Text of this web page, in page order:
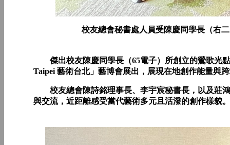
校友總會秘書處人員受陳慶同學長（右
傑出校友陳慶同學長（65電子）所創立的鶯歌光
Taipei 藝術台北」藝博會展出，展現在地創作能量與
校友總會陳詩銘理事長、李宇宸秘書長，以及莊鴻
與交流，近距離感受當代藝術多元且活潑的創作樣貌。